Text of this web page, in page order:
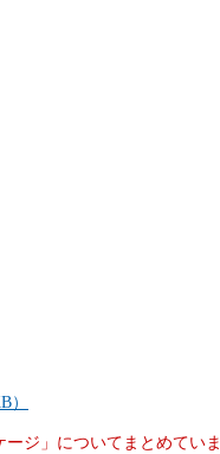
ジ」についてまとめていま